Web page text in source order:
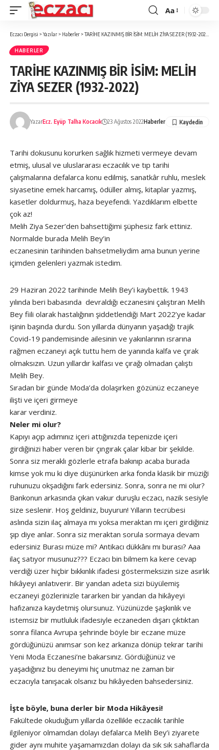
Font
Aa
Eczacı Dergisi >Yazılar > Haberler >TARİHE KAZINMIŞ BİR İSİM: MELİH ZİYA SEZER (1932-2022)
HABERLER
TARİHE KAZINMIŞ BİR İSİM: MELİH
ZİYA SEZER (1932-2022)
YazarEcz. Eyüp Talha Kocacık 23 Ağustos 2022Haberler
Tarihi dokusunu korurken sağlık hizmeti vermeye devam
etmiş, ulusal ve uluslararası eczacılık ve tıp tarihi
çalışmalarına defalarca konu edilmiş, sanatkâr ruhlu, meslek
siyasetine emek harcamış, ödüller almış, kitaplar yazmış,
kasetler doldurmuş, haza beyefendi. Yazdıklarım elbette
çok az!
Melih Ziya Sezer’den bahsettiğimi şüphesiz fark ettiniz.
Normalde burada Melih Bey’in
eczanesinin tarihinden bahsetmeliydim ama bunun yerine
içimden gelenleri yazmak istedim.
29 Haziran 2022 tarihinde Melih Bey’i kaybettik. 1943
yılında beri babasında devraldığı eczanesini çalıştıran Melih
Bey fiili olarak hastalığının şiddetlendiği Mart 2022’ye kadar
işinin başında durdu. Son yıllarda dünyanın yaşadığı trajik
Covid-19 pandemisinde ailesinin ve yakınlarının ısrarına
rağmen eczaneyi açık tuttu hem de yanında kalfa ve çırak
olmaksızın. Uzun yıllardır kalfası ve çırağı olmadan çalıştı
Melih Bey.
Sıradan bir günde Moda’da dolaşırken gözünüz eczaneye
ilişti ve içeri girmeye
karar verdiniz.
Neler mi olur?
Kapıyı açıp adımınız içeri attığınızda tepenizde içeri
girdiğinizi haber veren bir çıngırak çalar kibar bir şekilde.
Sonra siz meraklı gözlerle etrafa bakınıp acaba burada
kimse yok mu ki diye düşünürken arka fonda klasik bir müziği
ruhunuzu okşadığını fark edersiniz. Sonra, sonra ne mi olur?
Bankonun arkasında çıkan vakur duruşlu eczacı, nazik sesiyle
size seslenir. Hoş geldiniz, buyurun! Yılların tecrübesi
aslında sizin ilaç almaya mı yoksa meraktan mı içeri girdiğiniz
şıp diye anlar. Sonra siz meraktan sorula sormaya devam
edersiniz Burası müze mi? Antikacı dükkânı mı burası? Aaa
ilaç satıyor musunuz??? Eczacı bin bilmem ka kere cevap
verdiği üzer hiçbir bıkkınlık ifadesi göstermeksizin size asırlık
hikâyeyi anlatıverir. Bir yandan adeta sizi büyülemiş
eczaneyi gözlerinizle tararken bir yandan da hikâyeyi
hafızanıza kaydetmiş olursunuz. Yüzünüzde şaşkınlık ve
istemsiz bir mutluluk ifadesiyle eczaneden dışarı çıktıktan
sonra filanca Avrupa şehrinde böyle bir eczane müze
gördüğünüzü anımsar son kez arkanıza dönüp tekrar tarihi
Yeni Moda Eczanesi’ne bakarsınız. Gördüğünüz ve
yaşadığınız bu deneyimi hiç unutmaz ne zaman bir
eczacıyla tanışacak olsanız bu hikâyeden bahsedersiniz.
İşte böyle, buna derler bir Moda Hikâyesi!
Fakültede okuduğum yıllarda özellikle eczacılık tarihle
ilgileniyor olmamdan dolayı defalarca Melih Bey’i ziyarete
gider aynı muhite yaşamamızdan dolayı da sık sık sahaflarda